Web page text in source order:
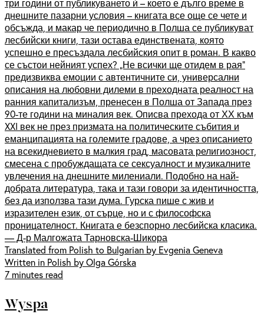
три години от публикуването ѝ – което е дълго време в
днешните пазарни условия – книгата все още се чете и
обсъжда, и макар че периодично в Полша се публикуват
лесбийски книги, тази остава единствената, която
успешно е пресъздала лесбийския опит в роман. В какво
се състои нейният успех? „Не всички ще отидем в рая“
предизвиква емоции с автентичните си, универсални
описания на любовни дилеми в преходната реалност на
ранния капитализъм, пренесен в Полша от Запада през
90-те години на миналия век. Описва прехода от ХХ към
XXI век не през призмата на политическите събития и
еманципацията на големите градове, а чрез описанието
на всекидневието в малкия град, масовата религиозност,
смесена с пробуждащата се сексуалност и музикалните
увлечения на днешните милениали. Подобно на най-
добрата литература, така и тази говори за идентичността,
без да използва тази дума. Гурска пише с жив и
изразителен език, от сърце, но и с философска
проницателност. Книгата е безспорно лесбийска класика.
— Д-р Малгожата Тарновска-Шикора
Translated from Polish to Bulgarian by Evgenia Geneva
Written in Polish by Olga Górska
7 minutes read
Wyspa